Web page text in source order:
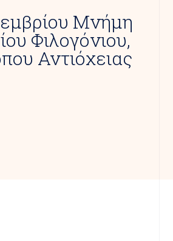
Μνήμη
Φιλογόνιου,
Αντιόχειας